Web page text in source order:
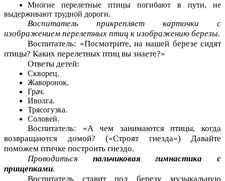
Многие перелетные птицы погибают в пути, не
выдерживают трудной дороги.
Воспитатель прикрепляет карточки с
изображением перелетных птиц к изображению березы.
Воспитатель: «Посмотрите, на нашей березе сидят
птицы? Каких перелетных птиц вы знаете?»
Ответы детей:
Скворец.
Жаворонок.
Грач.
Иволга.
Трясогузка.
Соловей.
Воспитатель: «А чем занимаются птицы, когда
возвращаются домой? («Строят гнезда») Давайте
поможем птичке построить гнездо.
Проводиться пальчиковая гимнастика с
прищепками.
Воспитатель ставит под березу музыкальную